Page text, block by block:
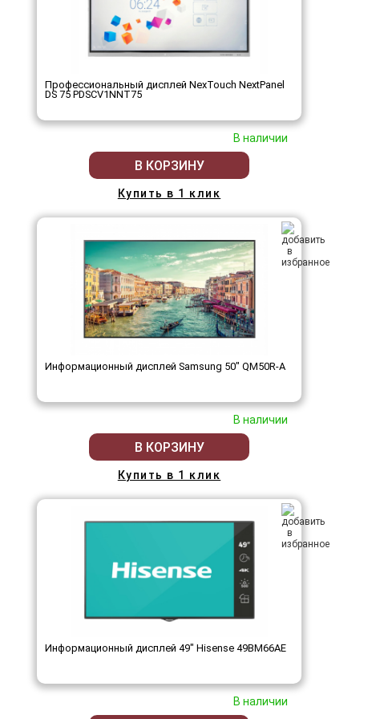
Профессиональный дисплей NexTouch NextPanel
DS 75 PDSCV1NNT75
В наличии
В КОРЗИНУ
Купить в 1 клик
Информационный дисплей Samsung 50" QM50R-A
В наличии
В КОРЗИНУ
Купить в 1 клик
Информационный дисплей 49" Hisense 49BM66AE
В наличии